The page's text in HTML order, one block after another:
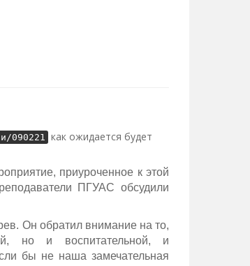
090221 как ожидается будет
приуроченное к этой
ПГУАС обсудили
Он обратил внимание на то,
но и воспитательной, и
бы не наша замечательная